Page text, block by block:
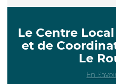
Le Centre
et de
Le
En